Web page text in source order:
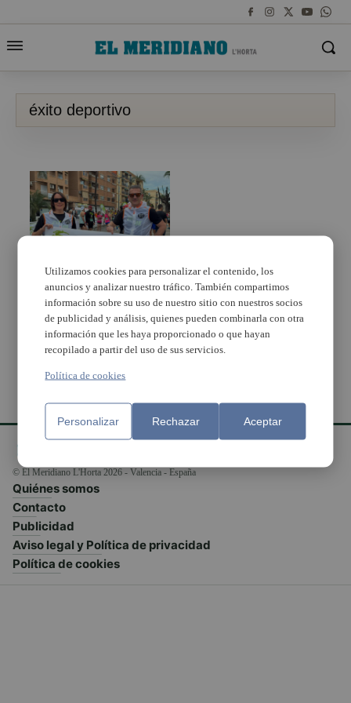
éxito deportivo
Moncada celebra un fin
de semana de éxitos
deportivos
© El Meridiano L'Horta 2026 - Valencia - España
Quiénes somos
Contacto
Publicidad
Aviso legal y Política de privacidad
Política de cookies
Utilizamos cookies para personalizar el contenido, los
anuncios y analizar nuestro tráfico. También compartimos
información sobre su uso de nuestro sitio con nuestros socios
de publicidad y análisis, quienes pueden combinarla con otra
información que les haya proporcionado o que hayan
recopilado a partir del uso de sus servicios.
Política de cookies
Personalizar Rechazar Aceptar